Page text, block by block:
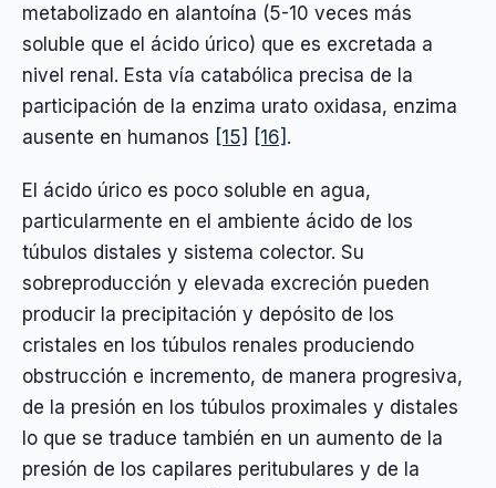
metabolizado en alantoína (5-10 veces más
soluble que el ácido úrico) que es excretada a
nivel renal. Esta vía catabólica precisa de la
participación de la enzima urato oxidasa, enzima
ausente en humanos [15] [16] .
El ácido úrico es poco soluble en agua,
particularmente en el ambiente ácido de los
túbulos distales y sistema colector. Su
sobreproducción y elevada excreción pueden
producir la precipitación y depósito de los
cristales en los túbulos renales produciendo
obstrucción e incremento, de manera progresiva,
de la presión en los túbulos proximales y distales
lo que se traduce también en un aumento de la
presión de los capilares peritubulares y de la